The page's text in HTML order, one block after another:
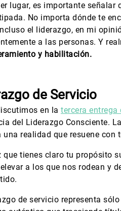
lugar, es importante
No importa dónde te
el liderazgo, en mi
a las personas. Y
y habilitación.
de Servicio
en la tercera entrega
del Liderazgo Consciente.
una realidad que resuene
que tienes claro tu propósito
a los que nos rodean y
de servicio representa